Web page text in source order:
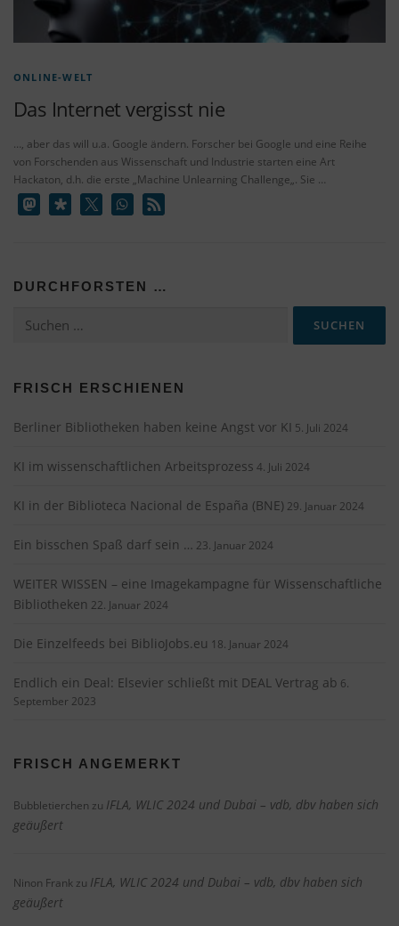
ONLINE-WELT
Das Internet vergisst nie
…, aber das will u.a. Google ändern. Forscher bei Google und eine Reihe
von Forschenden aus Wissenschaft und Industrie starten eine Art
Hackaton, d.h. die erste „Machine Unlearning Challenge„. Sie …
DURCHFORSTEN …
nach:
FRISCH ERSCHIENEN
Berliner Bibliotheken haben keine Angst vor KI 5. Juli 2024
KI im wissenschaftlichen Arbeitsprozess 4. Juli 2024
KI in der Biblioteca Nacional de España (BNE) 29. Januar 2024
Ein bisschen Spaß darf sein … 23. Januar 2024
WEITER WISSEN – eine Imagekampagne für Wissenschaftliche
Bibliotheken 22. Januar 2024
Die Einzelfeeds bei BiblioJobs.eu 18. Januar 2024
Endlich ein Deal: Elsevier schließt mit DEAL Vertrag ab 6.
September 2023
FRISCH ANGEMERKT
Bubbletierchen zu IFLA, WLIC 2024 und Dubai – vdb, dbv haben sich
geäußert
Ninon Frank zu IFLA, WLIC 2024 und Dubai – vdb, dbv haben sich
geäußert